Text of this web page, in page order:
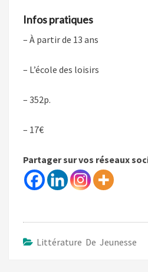
Infos pratiques
– À partir de 13 ans
– L’école des loisirs
– 352p.
– 17€
Partager sur vos réseaux
Littérature De Jeunesse